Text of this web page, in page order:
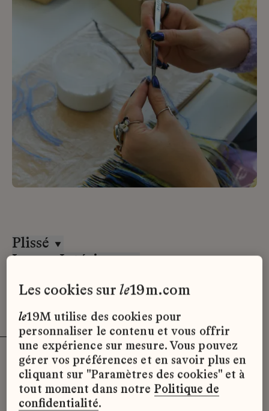
Plissé
Lesage Intérieurs
Désolé, il semble qu’il n’y ait pas
d’offres d’emploi disponibles pour le
moment.
les cookies surle19m.com
le19M utilise des cookies pour
personnaliser le contenu et vous offrir
une expérience sur mesure. Vous pouvez
gérer vos préférences et en savoir plus en
cliquant sur "Paramètres des cookies" et à
tout moment dans notre Politique de
confidentialité.